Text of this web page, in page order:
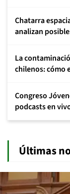
Chatarra
analizan
La
chilenos: cómo
Congreso
podcasts en
Últimas